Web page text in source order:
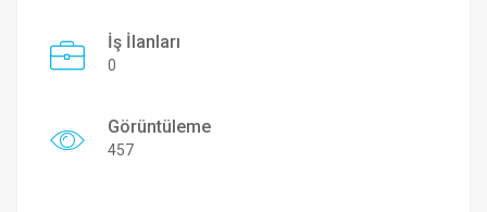
İş İlanları
0
Görüntüleme
457